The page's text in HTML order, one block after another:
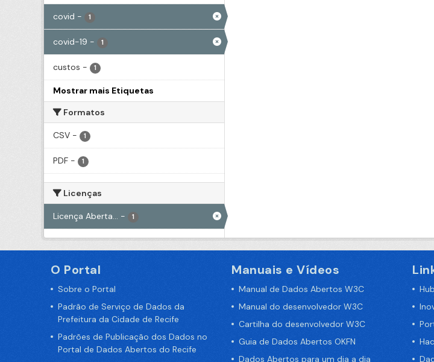
covid - 1
covid-19 - 1
custos - 1
Mostrar mais Etiquetas
Formatos
CSV - 1
PDF - 1
Licenças
Licença Aberta... - 1
O Portal
Sobre o Portal
Padrão de Serviço de Dados da
Prefeitura da Cidade de Recife
Padrões de Publicação dos Dados no
Portal de Dados Abertos do Recife
Manuais e Vídeos
Manual de Dados Abertos W3C
Manual do desenvolvedor W3C
Cartilha do desenvolvedor W3C
Guia de Dados Abertos OKFN
Dados Abertos para um dia a dia